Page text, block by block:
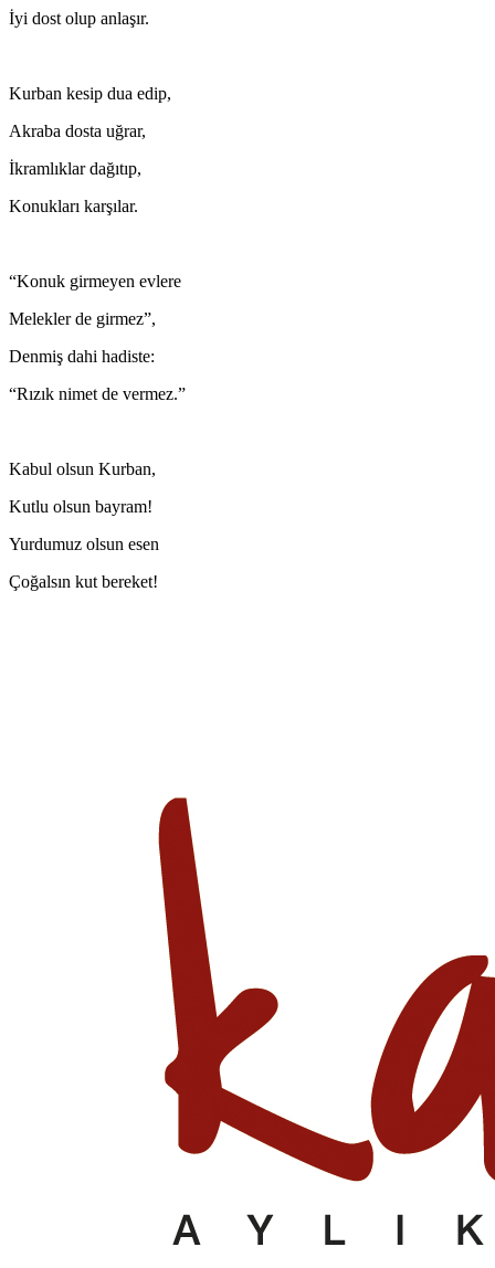
İyi dost olup anlaşır.
Kurban kesip dua edip,
Akraba dosta uğrar,
İkramlıklar dağıtıp,
Konukları karşılar.
“Konuk girmeyen evlere
Melekler de girmez”,
Denmiş dahi hadiste:
“Rızık nimet de vermez.”
Kabul olsun Kurban,
Kutlu olsun bayram!
Yurdumuz olsun esen
Çoğalsın kut bereket!